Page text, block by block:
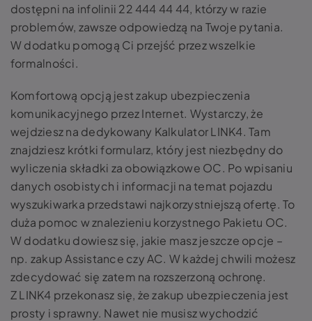
dostępni na infolinii 22 444 44 44, którzy w razie
problemów, zawsze odpowiedzą na Twoje pytania.
W dodatku pomogą Ci przejść przez wszelkie
formalności.
Komfortową opcją jest zakup ubezpieczenia
komunikacyjnego przez Internet. Wystarczy, że
wejdziesz na dedykowany Kalkulator LINK4. Tam
znajdziesz krótki formularz, który jest niezbędny do
wyliczenia składki za obowiązkowe OC. Po wpisaniu
danych osobistych i informacji na temat pojazdu
wyszukiwarka przedstawi najkorzystniejszą ofertę. To
duża pomoc w znalezieniu korzystnego Pakietu OC.
W dodatku dowiesz się, jakie masz jeszcze opcje –
np. zakup Assistance czy AC. W każdej chwili możesz
zdecydować się zatem na rozszerzoną ochronę.
Z LINK4 przekonasz się, że zakup ubezpieczenia jest
prosty i sprawny. Nawet nie musisz wychodzić